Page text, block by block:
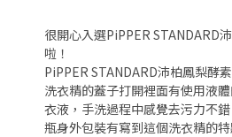
很開心入選PiPPER STANDARD
啦！
PiPPER STANDARD沛柏鳳梨酵
洗衣精的蓋子打開裡面有使用液
衣液，手洗過程中感覺去污力不
瓶身外包裝有寫到這個洗衣精的